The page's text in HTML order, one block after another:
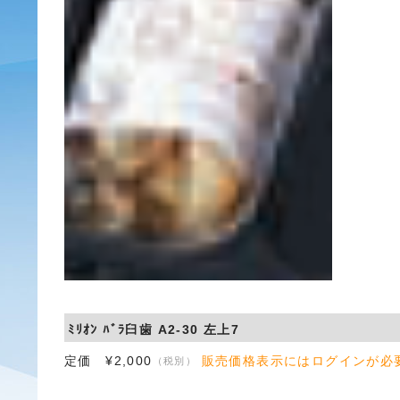
ﾐﾘｵﾝ ﾊﾞﾗ臼歯 A2-30 左上7
定価 ¥2,000 （税別） 販売価格表示にはログインが必